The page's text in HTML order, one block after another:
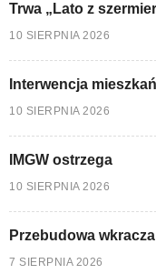
Trwa „Lato z
10 SIERPNIA 2026
Interwencja
10 SIERPNIA 2026
IMGW ostrzega
10 SIERPNIA 2026
Przebudowa
7 SIERPNIA 2026